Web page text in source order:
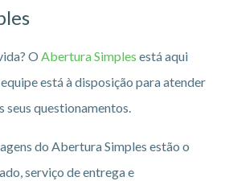
O Abertura Simples está aqui
está à disposição para atender
seus questionamentos.
do Abertura Simples estão o
serviço de entrega e